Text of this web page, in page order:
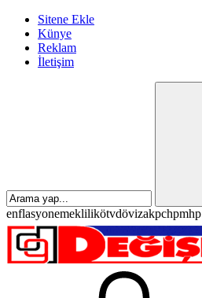
Sitene Ekle
Künye
Reklam
İletişim
enflasyonemeklilikötvdövizakpchpmhp